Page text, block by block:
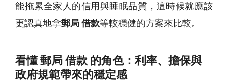
能拖累全家人的信用與睡眠品質，這時候就應該
更認真地拿郵局 借款等較穩健的方案來比較。
看懂 郵局 借款 的角色：利率、擔保與
政府規範帶來的穩定感